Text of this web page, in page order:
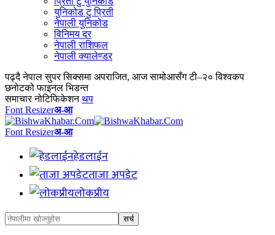
युनिकोड टु प्रिती
नेपाली युनिकोड
विनिमय दर
नेपाली राशिफल
नेपाली क्यालेण्डर
पढ्दै नेपाल सुपर सिक्समा अपराजित, आज सामोआसँग टी–२० विश्वकप
छनोटको फाइनल भिडन्त
समाचार नोटिफिकेशन थप
Font Resizerअ-आ
Font Resizerअ-आ
हेडलाईन
ताजा अपडेट
लोकप्रीय